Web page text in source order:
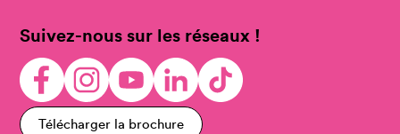
Suivez-nous sur les réseaux !
Télécharger la brochure